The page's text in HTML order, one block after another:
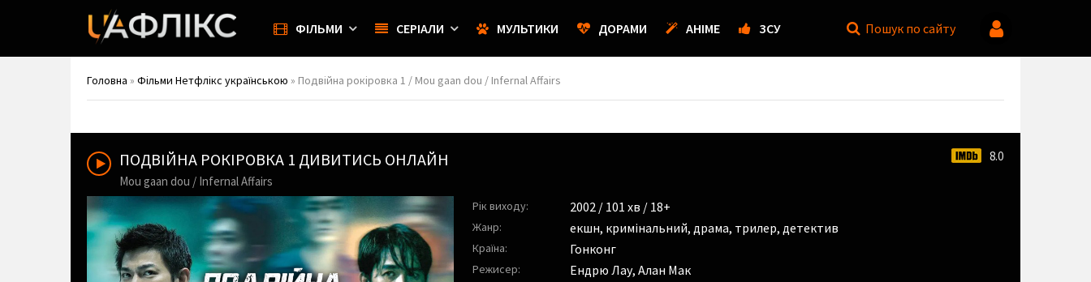
ФІЛЬМИ СЕРІАЛИ МУЛЬТИКИ ДОРАМИ АНІМЕ ЗСУ Пошук по сайту
Головна » Фільми Нетфлікс українською » Подвійна рокіровка 1 / Mou gaan dou / Infernal Affairs
ПОДВІЙНА РОКІРОВКА 1 ДИВИТИСЬ ОНЛАЙН
Mou gaan dou / Infernal Affairs
8.0
Рік виходу: 2002/ 101 хв / 18+
Жанр: екшн, кримінальний, драма, трилер, детектив
Країна: Гонконг
Режисер: Ендрю Лау, Алан Мак